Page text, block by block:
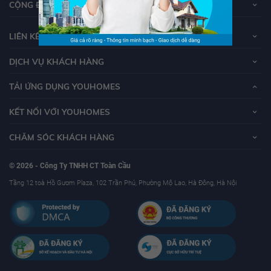
CỘNG ĐỒNG YOUHOMERS
LIÊN KẾT
DỊCH VỤ KHÁCH HÀNG
TẢI ỨNG DỤNG YOUHOMES
KẾT NỐI VỚI YOUHOMES
CHĂM SÓC KHÁCH HÀNG
© 2026 - Công Ty TNHH CT Toàn Cầu
Tầng 12 toà Hồ Gươm Plaza, 102 Trần Phú, Phường Mộ Lao, Hà Đông, Hà Nội